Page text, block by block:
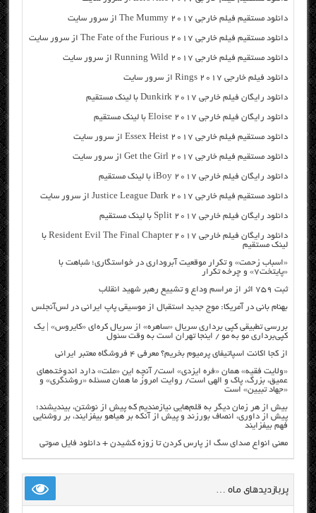
دانلود مستقیم فیلم خارجی The Mummy 2017 از سرور سایت
دانلود مستقیم فیلم خارجی The Fate of the Furious 2017 از سرور سایت
دانلود مستقیم فیلم خارجی Running Wild 2017 از سرور سایت
دانلود فیلم خارجی Rings 2017 از سرور سایت
دانلود رایگان فیلم خارجی Dunkirk 2017 با لینک مستقیم
دانلود رایگان فیلم خارجی Eloise 2017 با لینک مستقیم
دانلود مستقیم فیلم خارجی Essex Heist 2017 از سرور سایت
دانلود مستقیم فیلم خارجی Get the Girl 2017 از سرور سایت
دانلود رایگان فیلم خارجی iBoy 2017 با لینک مستقیم
دانلود مستقیم فیلم خارجی Justice League Dark 2017 از سرور سایت
دانلود رایگان فیلم خارجی Split 2017 با لینک مستقیم
دانلود رایگان فیلم خارجی Resident Evil The Final Chapter 2017 با
لینک مستقیم
«اسباب زحمت» و تکرار موقعیت آبروداری در خواستگاری؛ شباهت با
«پایتخت۷» و چرخه تکرار
ثبت ۷۵۹ اثر از مراسم وداع و تشییع رهبر شهید انقلاب
بهنام بانی در آمریکا: موج جدید استقبال از موسیقی پاپ ایرانی در لس‌آنجلس
بررسی تطبیقی کپی برداری سریال «ساهره» از سریال کره‌ای «کایروس» | یک
کپی‌برداری مو به مو / اینجا تهران است به وقت سئول
از کجا اکانت اسپاتیفای پرمیوم بخریم؟ معرفی ۴ فروشگاه معتبر ایرانی
«ولایت فقیه» همان «فره ایزدی» است/ آنچه این «ملت» دارد اندوخته‌های
عمیق، بزرگ، پاک و الهی است/ روایت امروز ما همان مسئله «روشنگری» و
«جهاد تبیین» است
بیش از هر زمان دیگر به قلم‌هایی نیازمندیم که پیش از نوشتن، بیندیشند؛
پیش از داوری، انصاف بورزند و پیش از آنکه بر هیاهو بیفزایند، بر روشنایی
فهم بیفزایند
معنی انواع صدای سگ از پارس کردن تا زوزه کشیدن + دانلود فایل صوتی
پربازدیدهای ماه …